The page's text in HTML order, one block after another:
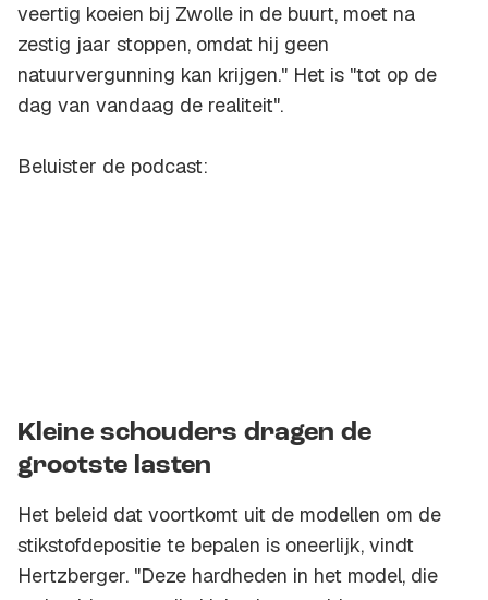
veertig koeien bij Zwolle in de buurt, moet na
zestig jaar stoppen, omdat hij geen
natuurvergunning kan krijgen." Het is "tot op de
dag van vandaag de realiteit".
Beluister de podcast:
Kleine schouders dragen de
grootste lasten
Het beleid dat voortkomt uit de modellen om de
stikstofdepositie te bepalen is oneerlijk, vindt
Hertzberger. "Deze hardheden in het model, die